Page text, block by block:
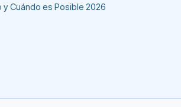
Cuándo es Posible 2026